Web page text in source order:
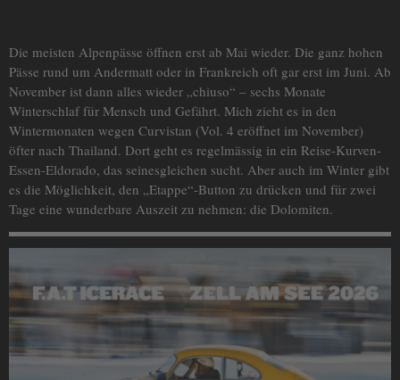
Die meisten Alpenpässe öffnen erst ab Mai wieder. Die ganz hohen
Pässe rund um Andermatt oder in Frankreich oft gar erst im Juni. Ab
November ist dann alles wieder „chiuso“ – sechs Monate
Winterschlaf für Mensch und Gefährt. Mich zieht es in den
Wintermonaten wegen Curvistan (Vol. 4 eröffnet im November)
öfter nach Thailand. Dort geht es regelmässig in ein Reise-Kurven-
Essen-Eldorado, das seinesgleichen sucht. Aber auch im Winter gibt
es die Möglichkeit, den „Etappe“-Button zu drücken und für zwei
Tage eine wunderbare Auszeit zu nehmen: die Dolomiten.